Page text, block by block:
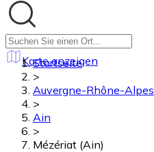
Karte anzeigen
Startseite
>
Auvergne-Rhône-Alpes
>
Ain
>
Mézériat (Ain)